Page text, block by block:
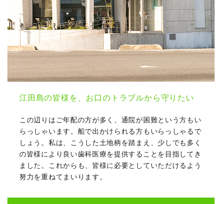
江田島の皆様を、お口のトラブルから守りたい
この辺りはご年配の方が多く、通院が困難という方もい
らっしゃいます。船で出かけられる方もいらっしゃるで
しょう。私は、こうした土地柄を踏まえ、少しでも多く
の皆様により良い歯科医療を提供することを目指してき
ました。これからも、皆様に必要としていただけるよう
努力を重ねてまいります。